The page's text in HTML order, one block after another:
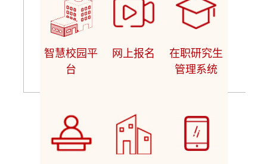
智慧校园平
台
网上报名
在职研究生
管理系统